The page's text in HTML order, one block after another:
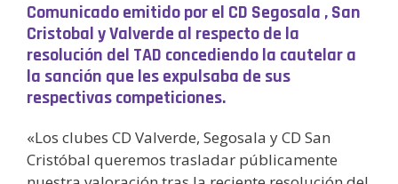
Comunicado emitido por el CD Segosala , San
Cristobal y Valverde al respecto de la
resolución del TAD concediendo la cautelar a
la sanción que les expulsaba de sus
respectivas competiciones.
«Los clubes CD Valverde, Segosala y CD San
Cristóbal queremos trasladar públicamente